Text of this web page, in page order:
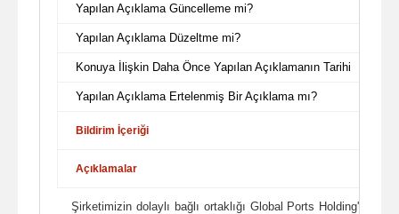
Yapılan Açıklama Güncelleme mi?
Yapılan Açıklama Düzeltme mi?
Konuya İlişkin Daha Önce Yapılan Açıklamanın Tarihi
Yapılan Açıklama Ertelenmiş Bir Açıklama mı?
Bildirim İçeriği
Açıklamalar
Şirketimizin dolaylı bağlı ortaklığı Global Ports Holding'in